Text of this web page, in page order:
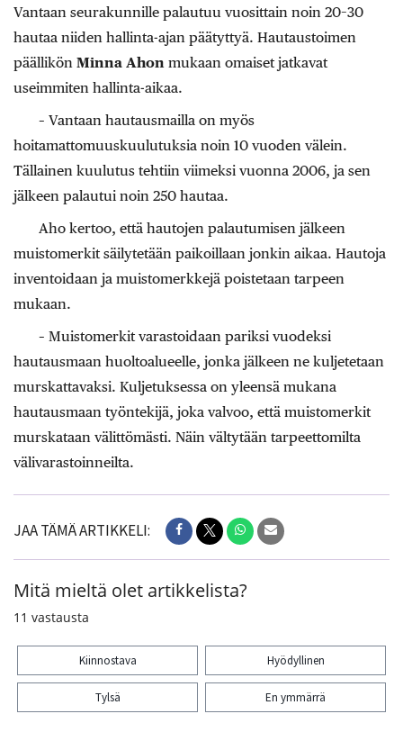
Vantaan seurakunnille palautuu vuosittain noin 20–30
hautaa niiden hallinta-ajan päätyttyä. Hautaustoimen
päällikön Minna Ahon mukaan omaiset jatkavat
useimmiten hallinta-aikaa.
– Vantaan hautausmailla on myös
hoitamattomuuskuulutuksia noin 10 vuoden välein.
Tällainen kuulutus tehtiin viimeksi vuonna 2006, ja sen
jälkeen palautui noin 250 hautaa.
Aho kertoo, että hautojen palautumisen jälkeen
muistomerkit säilytetään paikoillaan jonkin aikaa. Hautoja
inventoidaan ja muistomerkkejä poistetaan tarpeen
mukaan.
– Muistomerkit varastoidaan pariksi vuodeksi
hautausmaan huoltoalueelle, jonka jälkeen ne kuljetetaan
murskattavaksi. Kuljetuksessa on yleensä mukana
hautausmaan työntekijä, joka valvoo, että muistomerkit
murskataan välittömästi. Näin vältytään tarpeettomilta
välivarastoinneilta.
JAA TÄMÄ ARTIKKELI:
Mitä mieltä olet artikkelista?
11 vastausta
Kiinnostava Hyödyllinen
Tylsä En ymmärrä